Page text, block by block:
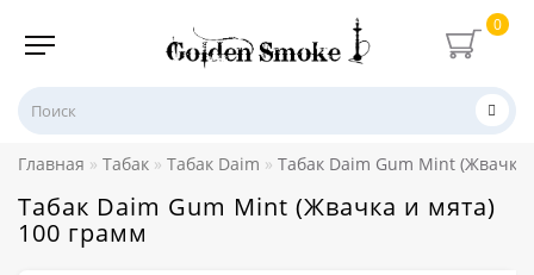
0
Главная Табак Табак Daim Табак Daim Gum Mint (Жвачка
Табак Daim Gum Mint (Жвачка и мята)
100 грамм